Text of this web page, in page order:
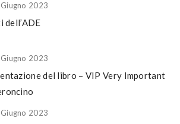
2023
dell’ADE
2023
del libro – VIP Very Important
2023